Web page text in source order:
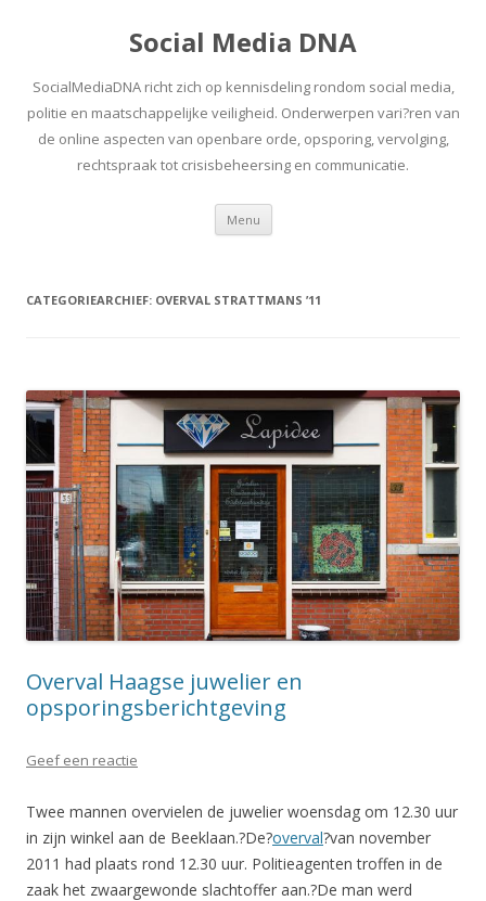
Social Media DNA
SocialMediaDNA richt zich op kennisdeling rondom social media,
politie en maatschappelijke veiligheid. Onderwerpen vari?ren van
de online aspecten van openbare orde, opsporing, vervolging,
rechtspraak tot crisisbeheersing en communicatie.
Menu Spring
inhoud
CATEGORIEARCHIEF: OVERVAL STRATTMANS ’11
Overval Haagse juwelier en
opsporingsberichtgeving
Geef een reactie
Twee mannen overvielen de juwelier woensdag om 12.30 uur
in zijn winkel aan de Beeklaan.?De?overval?van november
2011 had plaats rond 12.30 uur. Politieagenten troffen in de
zaak het zwaargewonde slachtoffer aan.?De man werd